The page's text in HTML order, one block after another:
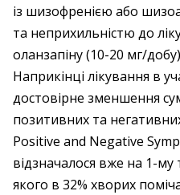
із шизофренією або
та неприхильністю до
оланзапіну (10-20 мг/
Наприкінці лікування в
достовірне зменшення
позитивних та
Positive and Negative
відзначалося вже на 1-
якого в 32% хворих